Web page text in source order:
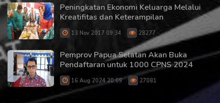
Peningkatan Ekonomi Keluarga Melalui
Kreatifitas dan Keterampilan
13 Nov 2017 09:34 28277
Pemprov Papua Selatan Akan Buka
Pendaftaran untuk 1000 CPNS 2024
16 Aug 2024 20:09 27081